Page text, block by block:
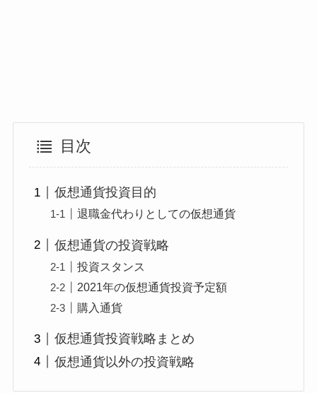
目次
仮想通貨投資目的
退職金代わりとしての仮想通貨
仮想通貨の投資戦略
投資スタンス
2021年の仮想通貨投資予定額
購入通貨
仮想通貨投資戦略まとめ
仮想通貨以外の投資戦略